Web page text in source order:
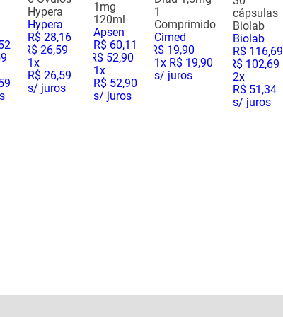
Hypera
Hypera
R$ 28,16
R$ 26,59
1x
R$ 26,59
s/ juros
1mg
120ml
Apsen
R$ 60,11
R$ 52,90
1x
R$ 52,90
s/ juros
1
Comprimido
Cimed
R$ 19,90
1x R$ 19,90
s/ juros
cápsulas
Biolab
Biolab
R$ 116,69
R$ 102,69
2x
R$ 51,34
s/ juros